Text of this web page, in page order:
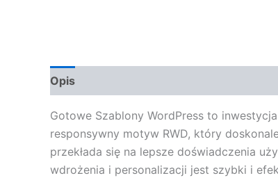
Opis
Gotowe Szablony WordPress to
responsywny motyw RWD, który
przekłada się na lepsze doświadczenia
wdrożenia i personalizacji jest szybki i